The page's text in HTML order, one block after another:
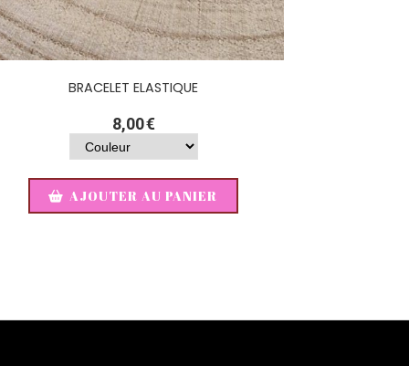
BRACELET ELASTIQUE
8,00€
AJOUTER AU PANIER